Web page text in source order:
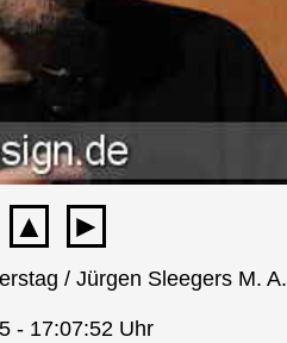
▲ ►
/ Jürgen Sleegers M. A.
- 17:07:52 Uhr